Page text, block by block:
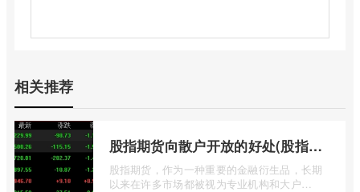
相关推荐
股指期货向散户开放的好处(股指期货对利空信息更加敏感吗)
股指期货，作为一种重要的金融衍生品，长期
以来在许多市场都被视为专业机构和大户